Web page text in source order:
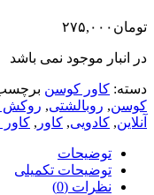
تومان ۲۷۵,۰۰۰
در انبار موجود نمی باشد
دسته: کاور کوسن
کوسن, روبالشتی, روکش
آنلاین, کادویی, کاور , کاور
توضیحات
توضیحات تکمیلی
نظرات (0)